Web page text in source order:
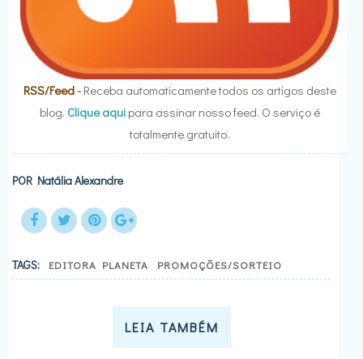
RSS/Feed- Receba automaticamente todos os artigos deste
blog. Clique aquipara assinar nosso feed. O serviço é
totalmente gratuito.
POR Natália Alexandre
TAGS: EDITORA PLANETA PROMOÇÕES/SORTEIO
LEIA TAMBÉM